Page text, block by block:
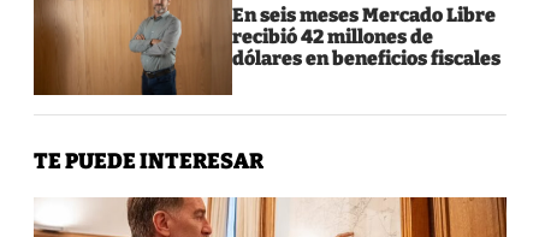
En seis meses Mercado Libre
recibió 42 millones de
dólares en beneficios fiscales
TE PUEDE INTERESAR